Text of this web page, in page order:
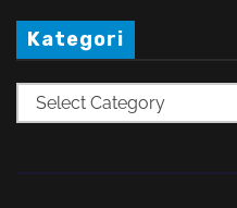
Kategori
a